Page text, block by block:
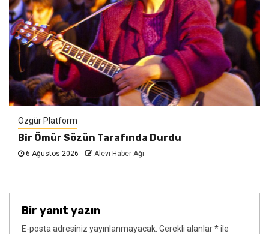
Özgür Platform
Bir Ömür Sözün Tarafında Durdu
6 Ağustos 2026 Alevi Haber Ağı
Bir yanıt yazın
E-posta adresiniz yayınlanmayacak. Gerekli alanlar*ile